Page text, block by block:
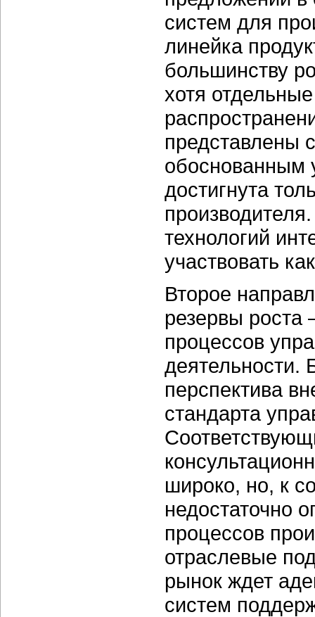
систем для
линейка
большинству
хотя
представлены
обоснованным
достигнута
технологий
участвовать
Второе
резервы роста
процессов
деятельности.
перспектива
стандарта
широко, но, к
недостаточно
процессов
отраслевые
рынок ждет
систем